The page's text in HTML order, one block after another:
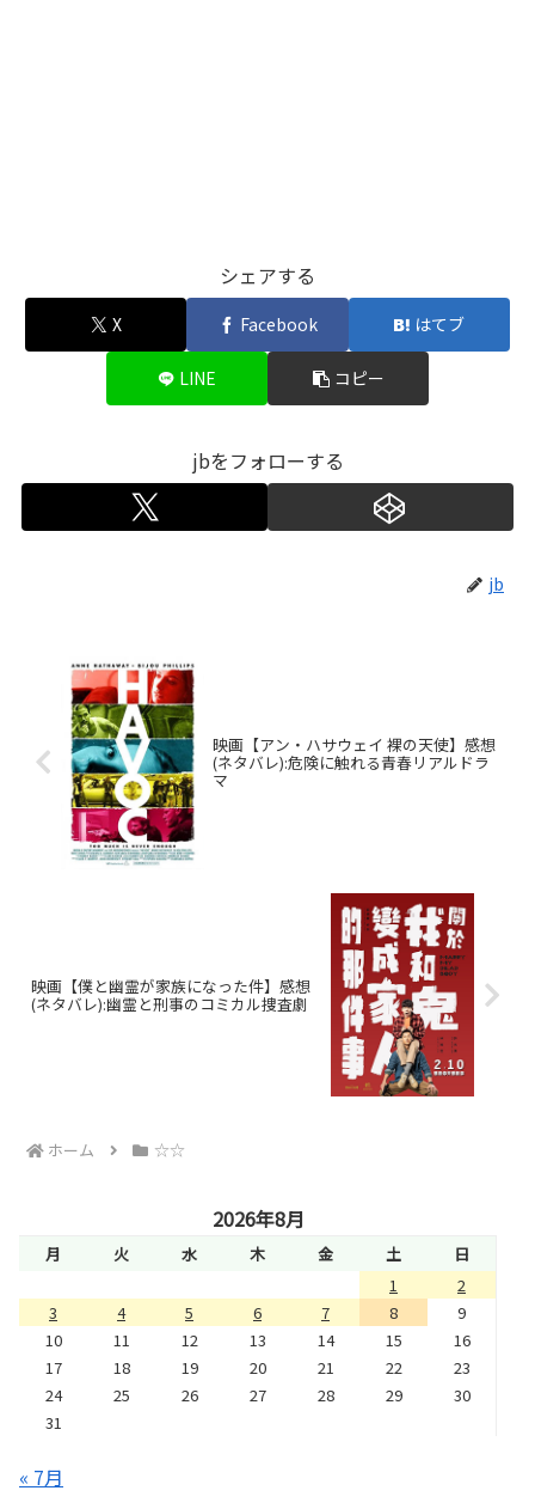
シェアする
X Facebook はてブ
LINE コピー
jbをフォローする
jb
映画【アン・ハサウェイ 裸の天使】感想
(ネタバレ):危険に触れる青春リアルドラ
マ
映画【僕と幽霊が家族になった件】感想
(ネタバレ):幽霊と刑事のコミカル捜査劇
ホーム ☆☆
2026年8月
月 火 水 木 金 土
日
1
2
3
4 5 6 7 8
9
10
11 12 13 14 15
16
17
18 19 20 21 22
23
24
25 26 27 28 29
30
31
« 7月